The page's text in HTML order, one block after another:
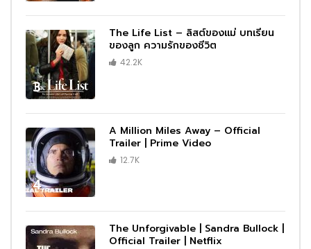
3
The Life List – ลิสต์ของแม่ บทเรียน
ของลูก ความรักของชีวิต
42.2K
4
A Million Miles Away – Official
Trailer | Prime Video
12.7K
The Unforgivable | Sandra Bullock |
Official Trailer | Netflix